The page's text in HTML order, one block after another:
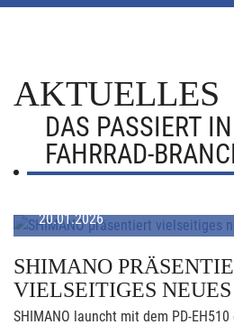
AKTUELLES
DAS PASSIERT
FAHRRAD-
20.01.2026
SHIMANO
VIELSEITIGES
SHIMANO launcht mit dem PD-